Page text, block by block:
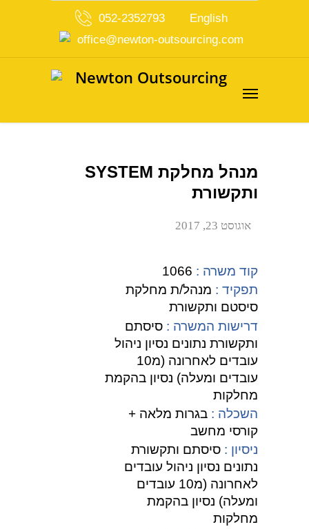
English
052-2352793
office@newton-outsourcing.com
מנהל מחלקת SYSTEM
ותקשורת
אוגוסט 23, 2017
קוד משרה : 1066
תפקיד : מנהל/ת מחלקת
סיסטם ותקשורת
דרישות המשרה : סיסתם
ותקשורת נתונים נסיון ניהול
עובדים לאחרונה (מ10
עובדים ומעלה) נסיון בהקמת
מחלקות
השכלה : בגרות מלאה +
קורסי מחשב
ניסיון : סיסתם ותקשורת
נתונים נסיון ניהול עובדים
לאחרונה (מ10 עובדים
ומעלה) נסיון בהקמת
מחלקות